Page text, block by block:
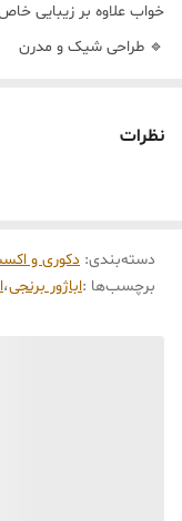
خواب علاوه بر زیبایی
🔹 طراحی شیک و مدرن
نظرات
دسته‌بندی: دکوری و
برچسب‌ها :اباژور برنجی،